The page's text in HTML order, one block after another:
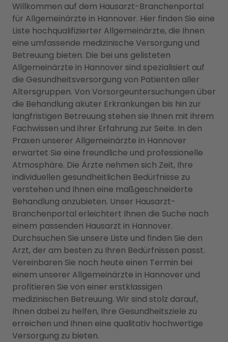
Willkommen auf dem Hausarzt-Branchenportal
für Allgemeinärzte in Hannover. Hier finden Sie eine
Liste hochqualifizierter Allgemeinärzte, die Ihnen
eine umfassende medizinische Versorgung und
Betreuung bieten. Die bei uns gelisteten
Allgemeinärzte in Hannover sind spezialisiert auf
die Gesundheitsversorgung von Patienten aller
Altersgruppen. Von Vorsorgeuntersuchungen über
die Behandlung akuter Erkrankungen bis hin zur
langfristigen Betreuung stehen sie Ihnen mit ihrem
Fachwissen und ihrer Erfahrung zur Seite. In den
Praxen unserer Allgemeinärzte in Hannover
erwartet Sie eine freundliche und professionelle
Atmosphäre. Die Ärzte nehmen sich Zeit, Ihre
individuellen gesundheitlichen Bedürfnisse zu
verstehen und Ihnen eine maßgeschneiderte
Behandlung anzubieten. Unser Hausarzt-
Branchenportal erleichtert Ihnen die Suche nach
einem passenden Hausarzt in Hannover.
Durchsuchen Sie unsere Liste und finden Sie den
Arzt, der am besten zu Ihren Bedürfnissen passt.
Vereinbaren Sie noch heute einen Termin bei
einem unserer Allgemeinärzte in Hannover und
profitieren Sie von einer erstklassigen
medizinischen Betreuung. Wir sind stolz darauf,
Ihnen dabei zu helfen, Ihre Gesundheitsziele zu
erreichen und Ihnen eine qualitativ hochwertige
Versorgung zu bieten.